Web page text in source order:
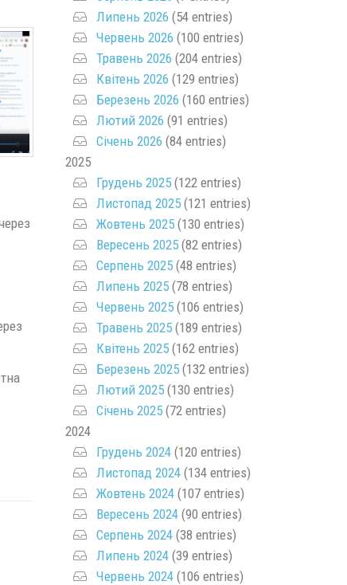
Липень 2026 (54 entries)
Червень 2026 (100 entries)
Травень 2026 (204 entries)
Квітень 2026 (129 entries)
Березень 2026 (160 entries)
Лютий 2026 (91 entries)
Січень 2026 (84 entries)
2025
Грудень 2025(122 entries)
Листопад 2025(121 entries)
Жовтень 2025(130 entries)
Вересень 2025(82 entries)
Серпень 2025(48 entries)
Липень 2025(78 entries)
Червень 2025(106 entries)
Травень 2025(189 entries)
Квітень 2025(162 entries)
Березень 2025(132 entries)
Лютий 2025(130 entries)
Січень 2025(72 entries)
2024
Грудень 2024(120 entries)
Листопад 2024(134 entries)
Жовтень 2024(107 entries)
Вересень 2024(90 entries)
Серпень 2024(38 entries)
Липень 2024(39 entries)
Червень 2024(106 entries)